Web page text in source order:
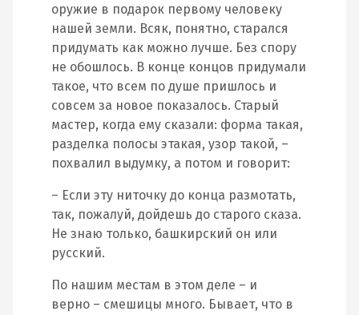
оружие в подарок первому человеку
нашей земли. Всяк, понятно, старался
придумать как можно лучше. Без спору
не обошлось. В конце концов придумали
такое, что всем по душе пришлось и
совсем за новое показалось. Старый
мастер, когда ему сказали: форма такая,
разделка полосы этакая, узор такой, –
похвалил выдумку, а потом и говорит:
– Если эту ниточку до конца размотать,
так, пожалуй, дойдешь до старого сказа.
Не знаю только, башкирский он или
русский.
По нашим местам в этом деле – и
верно – смешицы много. Бывает, что в